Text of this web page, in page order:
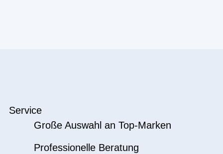
Service
Große Auswahl an Top-Marken
Professionelle Beratung